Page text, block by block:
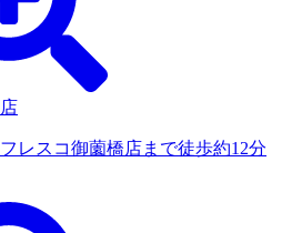
フレスコ御薗橋店まで徒歩約12分